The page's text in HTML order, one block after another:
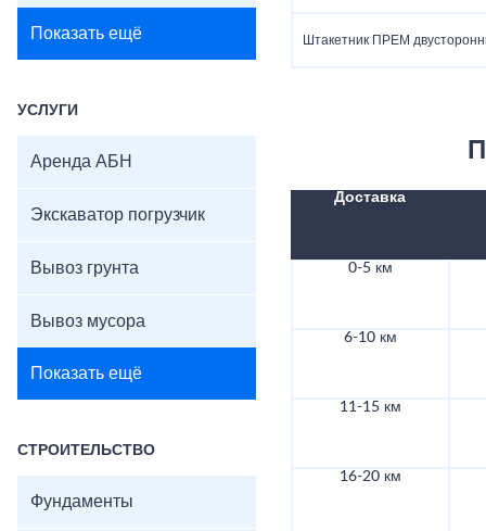
Показать ещё
УСЛУГИ
Аренда АБН
Экскаватор погрузчик
Вывоз грунта
Вывоз мусора
Показать ещё
СТРОИТЕЛЬСТВО
Фундаменты
Штакетник ПРЕМ
Доставка
0-5 км
6-10 км
11-15 км
16-20 км